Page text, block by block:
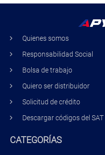
Quienes somos
Responsabilidad Social
Bolsa de trabajo
Quiero ser distribuidor
Solicitud de crédito
Descargar códigos del SAT
CATEGORÍAS